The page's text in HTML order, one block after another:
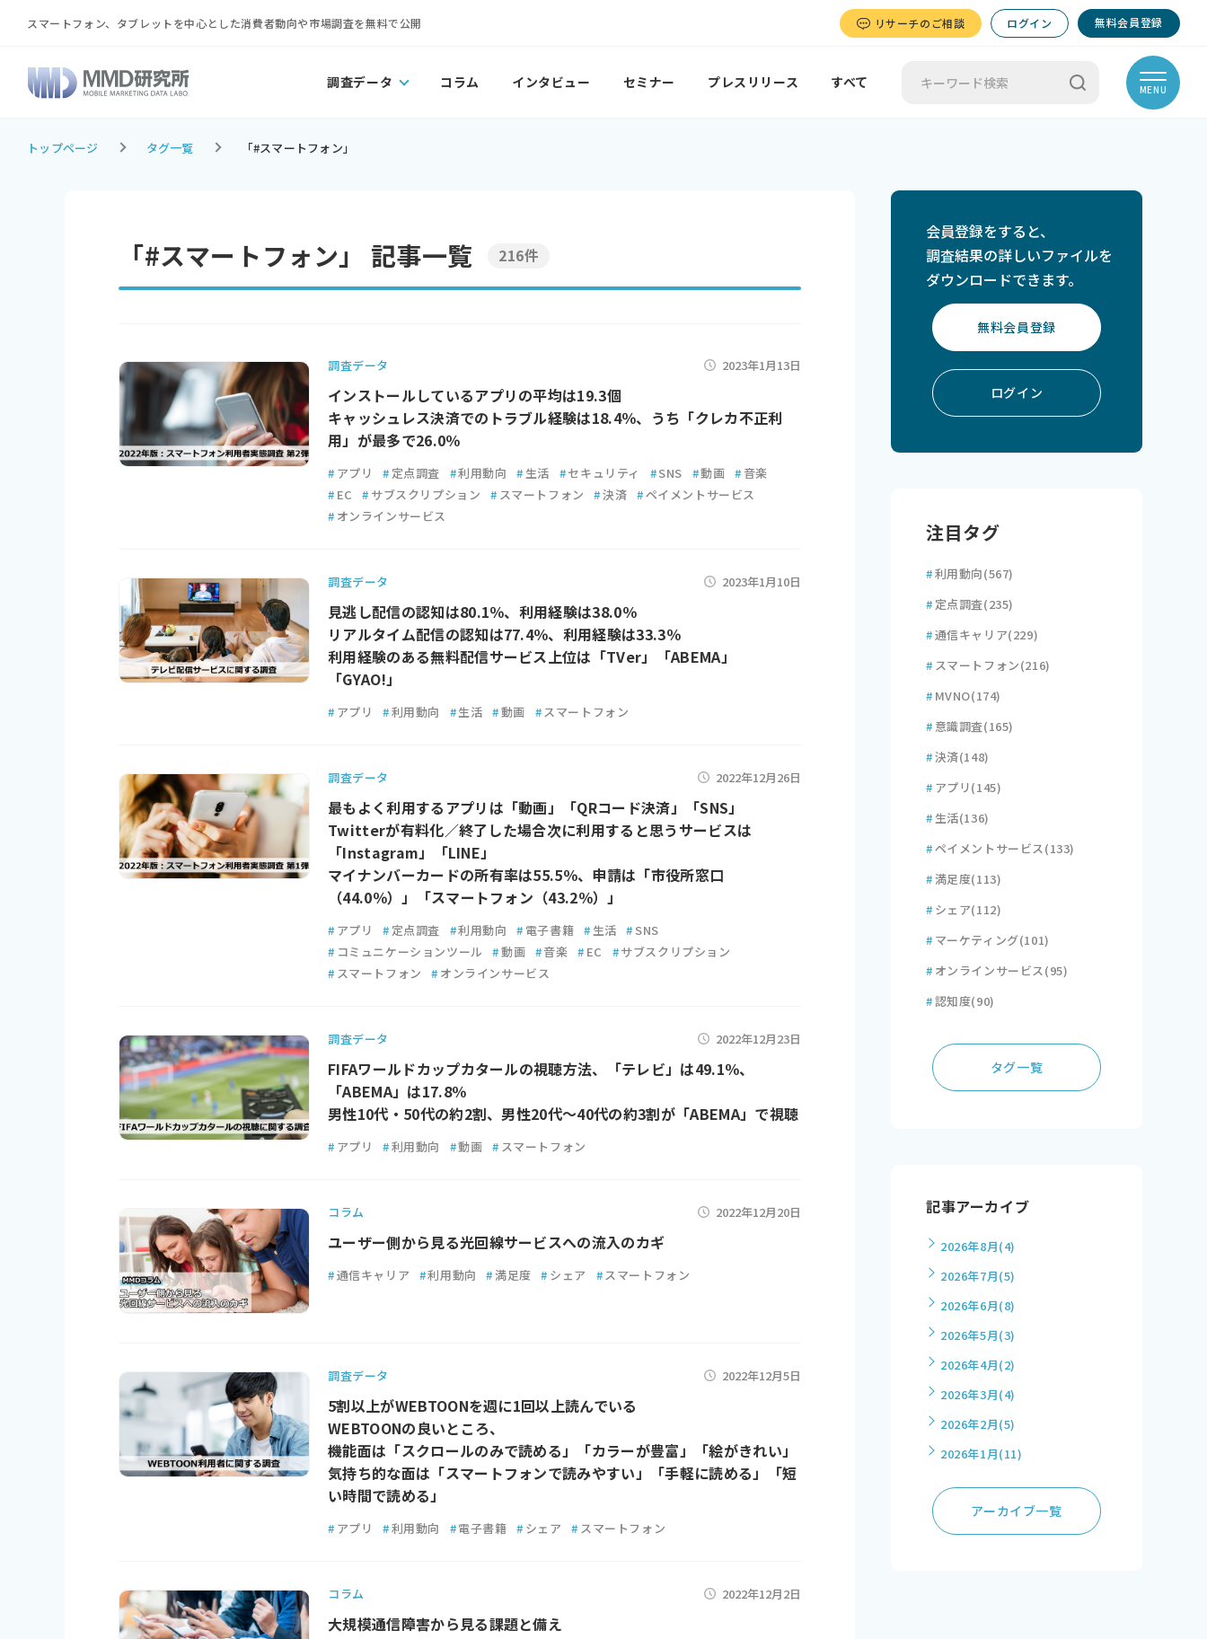
スマートフォン、タブレットを中心とした消費者動向や市場調査を無料で公開 リサーチのご相談 ログイン 無料会員登録
調査データ コラム インタビュー セミナー プレスリリース すべて MENU
トップページ タグ一覧 「#スマートフォン」
「#スマートフォン」 記事一覧 216件
調査データ 2023年1月13日
インストールしているアプリの平均は19.3個
キャッシュレス決済でのトラブル経験は18.4％、うち「クレカ不正利
用」が最多で26.0％
# アプリ # 定点調査 #利用動向 # 生活 #セキュリティ #SNS #動画 # 音楽
# EC # サブスクリプション # スマートフォン #決済 #ペイメントサービス
# オンラインサービス
調査データ 2023年1月10日
見逃し配信の認知は80.1％、利用経験は38.0％
リアルタイム配信の認知は77.4％、利用経験は33.3％
利用経験のある無料配信サービス上位は「TVer」「ABEMA」
「GYAO!」
# アプリ #利用動向 #生活 #動画 #スマートフォン
調査データ 2022年12月26日
最もよく利用するアプリは「動画」「QRコード決済」「SNS」
Twitterが有料化／終了した場合次に利用すると思うサービスは
「Instagram」「LINE」
マイナンバーカードの所有率は55.5％、申請は「市役所窓口
（44.0％）」「スマートフォン（43.2％）」
# アプリ # 定点調査 #利用動向 # 電子書籍 # 生活 # SNS
# コミュニケーションツール #動画 #音楽 # EC #サブスクリプション
# スマートフォン # オンラインサービス
調査データ 2022年12月23日
FIFAワールドカップカタールの視聴方法、「テレビ」は49.1％、
「ABEMA」は17.8％
男性10代・50代の約2割、男性20代～40代の約3割が「ABEMA」で視聴
# アプリ #利用動向 #動画 # スマートフォン
コラム 2022年12月20日
ユーザー側から見る光回線サービスへの流入のカギ
#通信キャリア #利用動向 #満足度 # シェア #スマートフォン
調査データ 2022年12月5日
5割以上がWEBTOONを週に1回以上読んでいる
WEBTOONの良いところ、
機能面は「スクロールのみで読める」「カラーが豊富」「絵がきれい」
気持ち的な面は「スマートフォンで読みやすい」「手軽に読める」「短
い時間で読める」
# アプリ #利用動向 #電子書籍 # シェア # スマートフォン
コラム 2022年12月2日
大規模通信障害から見る課題と備え
会員登録をすると、
調査結果の詳しいファイルを
ダウンロードできます。
無料会員登録
ログイン
注目タグ
#利用動向(567)
# 定点調査(235)
#通信キャリア(229)
# スマートフォン(216)
# MVNO(174)
# 意識調査(165)
#決済(148)
# アプリ(145)
# 生活(136)
#ペイメントサービス(133)
#満足度(113)
# シェア(112)
# マーケティング(101)
# オンラインサービス(95)
#認知度(90)
タグ一覧
記事アーカイブ
2026年8月(4)
2026年7月(5)
2026年6月(8)
2026年5月(3)
2026年4月(2)
2026年3月(4)
2026年2月(5)
2026年1月(11)
アーカイブ一覧